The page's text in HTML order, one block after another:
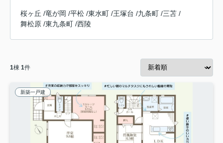
桜ヶ丘 /竜が岡 /平松 /東水町 /王塚台 /九条町 /三苫 /
舞松原 /東九条町 /西陵
1棟 1件
新築一戸建